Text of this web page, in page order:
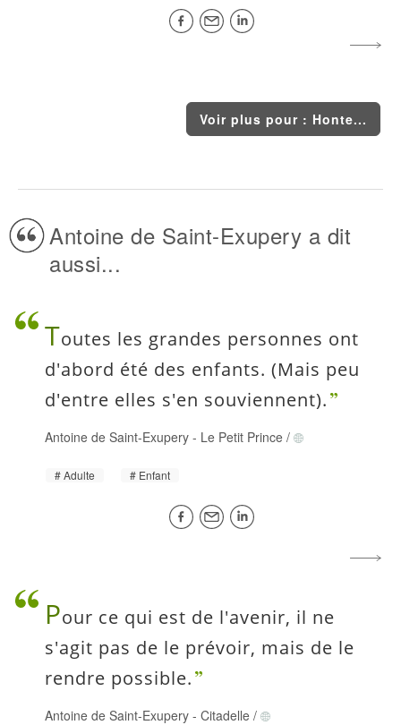
Voir plus pour : Honte...
Antoine de Saint-Exupery a dit
aussi...
Toutes les grandes personnes ont
d'abord été des enfants. (Mais peu
d'entre elles s'en souviennent).
Antoine de Saint-Exupery - Le Petit Prince /
Adulte Enfant
Pour ce qui est de l'avenir, il ne
s'agit pas de le prévoir, mais de le
rendre possible.
Antoine de Saint-Exupery - Citadelle /